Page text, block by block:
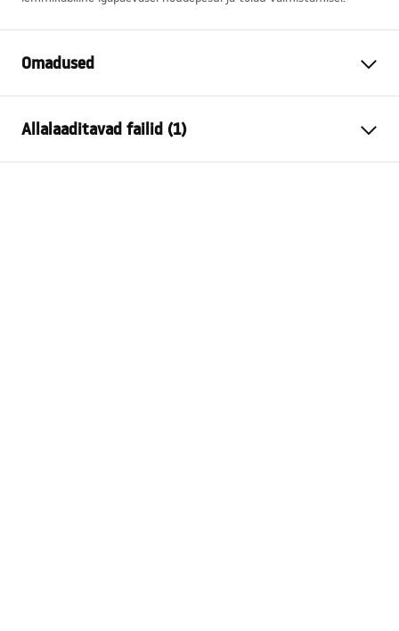
Omadused
Materjal
Pikkus (mm)
470mm
Allalaaditavad failid (1)